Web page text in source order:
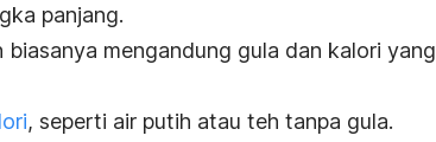
panjang.
biasanya mengandung gula dan kalori yang
, seperti air putih atau teh tanpa gula.